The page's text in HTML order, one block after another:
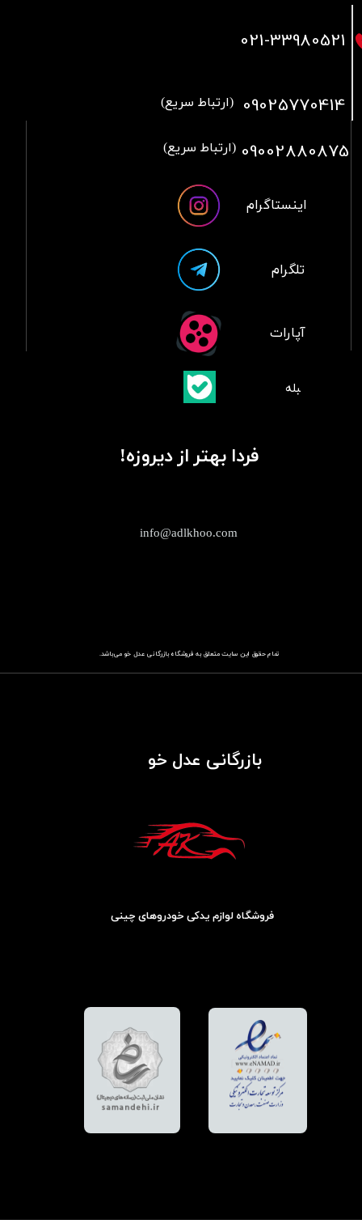
تمام حقوق این سایت متعلق به فروشگاهباز​​​​​​​رگانی عدل خو می‌باشد.
info@adlkhoo.com
021-33980521
09025770414 (ارتباط سریع)
09002880875 (ارتباط سریع)
بازرگانی عدل خو
فردا بهتر از دیروزه!
فروشگاه لوازم یدکی خودروهای چینی
آپارات
تلگرام
اینستاگرام
​بلبله​​​​​​​بله